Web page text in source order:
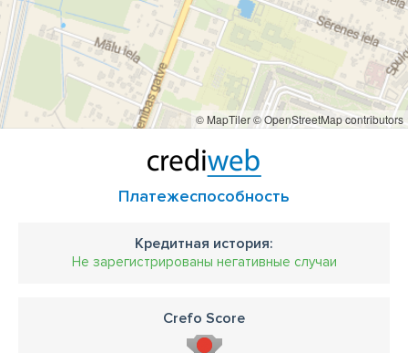
© MapTiler© OpenStreetMap contributors
Платежеспособность
Кредитная история:
Не зарегистрированы негативные случаи
Crefo Score